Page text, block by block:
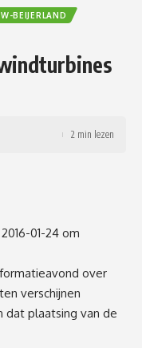
BEIJERLAND
2 min lezen
over
verschijnen
dat plaatsing van de